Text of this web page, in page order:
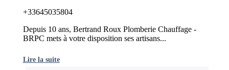
+33645035804
Depuis 10 ans, Bertrand Roux Plomberie Chauffage -
BRPC mets à votre disposition ses artisans...
Lire la suite